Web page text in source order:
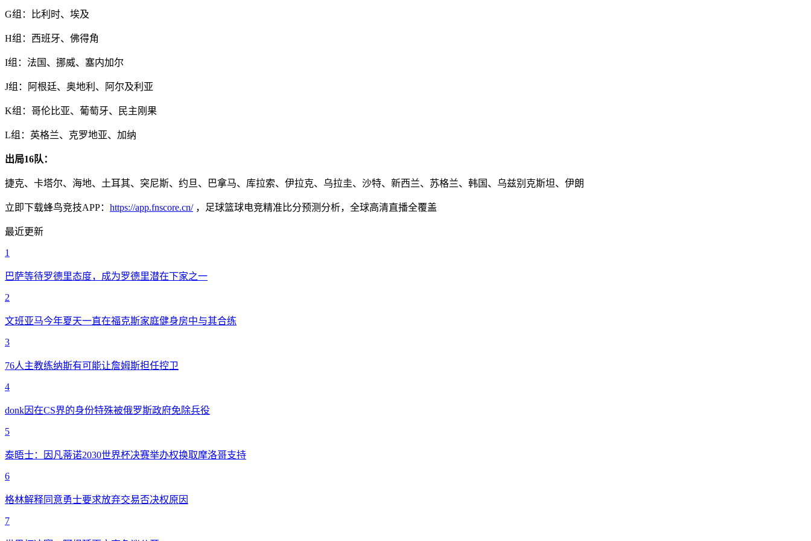
G组：比利时、埃及
H组：西班牙、佛得角
I组：法国、挪威、塞内加尔
J组：阿根廷、奥地利、阿尔及利亚
K组：哥伦比亚、葡萄牙、民主刚果
L组：英格兰、克罗地亚、加纳
出局16队：
捷克、卡塔尔、海地、土耳其、突尼斯、约旦、巴拿马、库拉索、伊拉克、乌拉圭、沙特、新西兰、苏格兰、韩国、乌兹别克斯坦、伊朗
立即下载蜂鸟竞技APP： https://app.fnscore.cn/，足球篮球电竞精准比分预测分析，全球高清直播全覆盖
最近更新
1
巴萨等待罗德里态度，成为罗德里潜在下家之一
2
文班亚马今年夏天一直在福克斯家庭健身房中与其合练
3
76人主教练纳斯有可能让詹姆斯担任控卫
4
donk因在CS界的身份特殊被俄罗斯政府免除兵役
5
泰晤士：因凡蒂诺2030世界杯决赛举办权换取摩洛哥支持
6
格林解释同意勇士要求放弃交易否决权原因
7